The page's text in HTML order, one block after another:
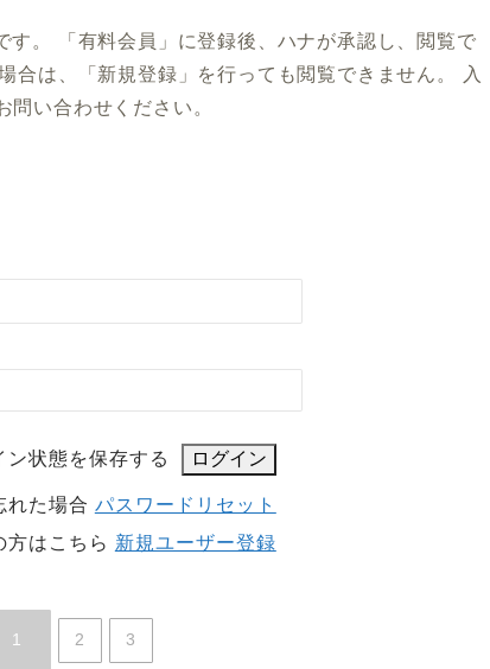
す。 「有料会員」に登録後、ハナが承認し、閲覧で
合は、「新規登録」を行っても閲覧できません。 入
い合わせください。
ン状態を保存する
れた場合 パスワードリセット
方はこちら 新規ユーザー登録
1 2 3